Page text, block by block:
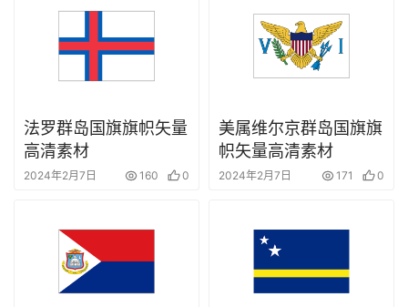
工
业
法罗群岛国旗旗帜矢量
高清素材
2024年2月7日 160 0
美属维尔京群岛国旗旗
帜矢量高清素材
2024年2月7日 171 0